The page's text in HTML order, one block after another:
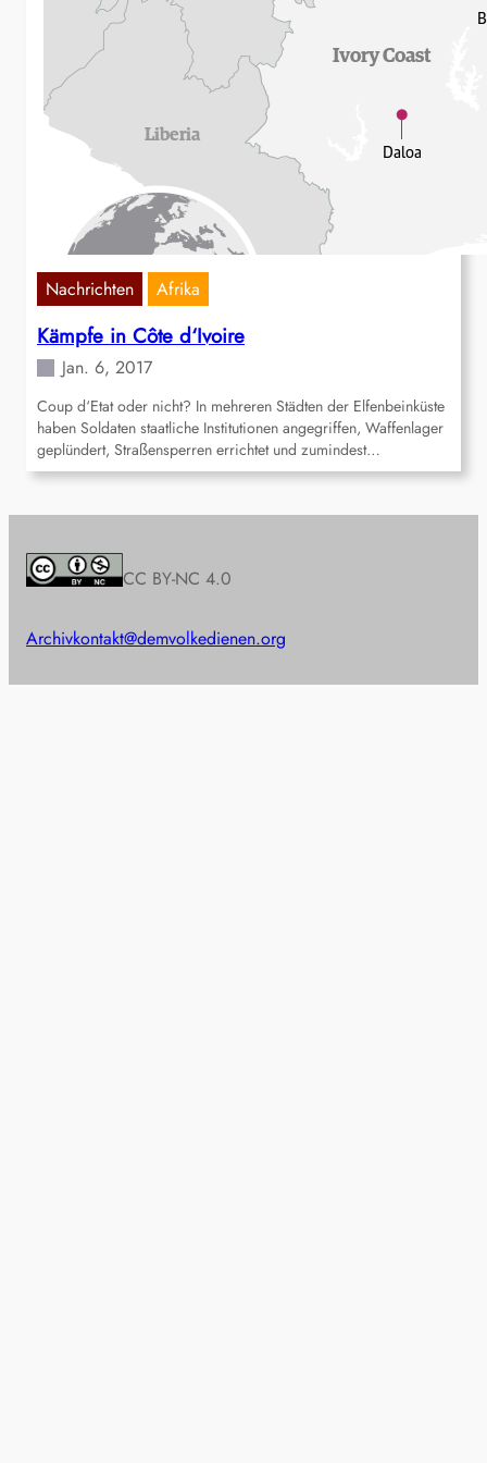
Nachrichten Afrika
Kämpfe in Côte d‘Ivoire
Jan. 6, 2017
Coup d‘Etat oder nicht? In mehreren Städten der Elfenbeinküste
haben Soldaten staatliche Institutionen angegriffen, Waffenlager
geplündert, Straßensperren errichtet und zumindest…
CC BY-NC 4.0
Archivkontakt@demvolkedienen.org